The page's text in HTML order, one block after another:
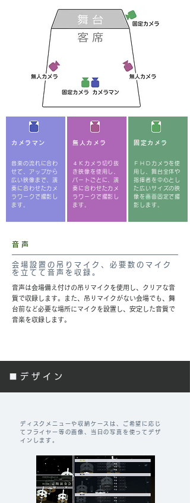
カメラマン
音楽の流れに合わ
せて、アップから
広い映像まで、演
奏に合わせたカメ
ラワークで撮影し
ます。​
無人カメラ
４Ｋカメラ切り抜
き映像を使用し、
パートごとに、演
奏に合わせたカメ
ラワークで撮影し
ます。
固定カメラ
ＦＨＤカメラを使
用し、舞台全体や
指揮者を中心とし
た広いサイズの映
像を画面固定で撮
影します。
音声
会場設置の吊りマイク、必要数のマイク
を立てて音声を収録。
音声は会場備え付けの吊りマイクを使用し、クリアな音
質で収録します。また、吊りマイクがない会場でも、舞
台前など必要な場所にマイクを設置し、安定した音質で
音楽を収録します。
■デザイン
ディスクメニューや収納ケースは、ご希望に応じ
てフライヤー等の画像、当日の写真を使ってデザ
インします。